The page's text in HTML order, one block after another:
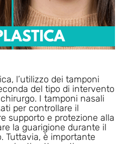
l’utilizzo dei tamponi
del tipo di intervento
I tamponi nasali
per controllare il
supporto e protezione alla
la guarigione durante il
Tuttavia, è importante